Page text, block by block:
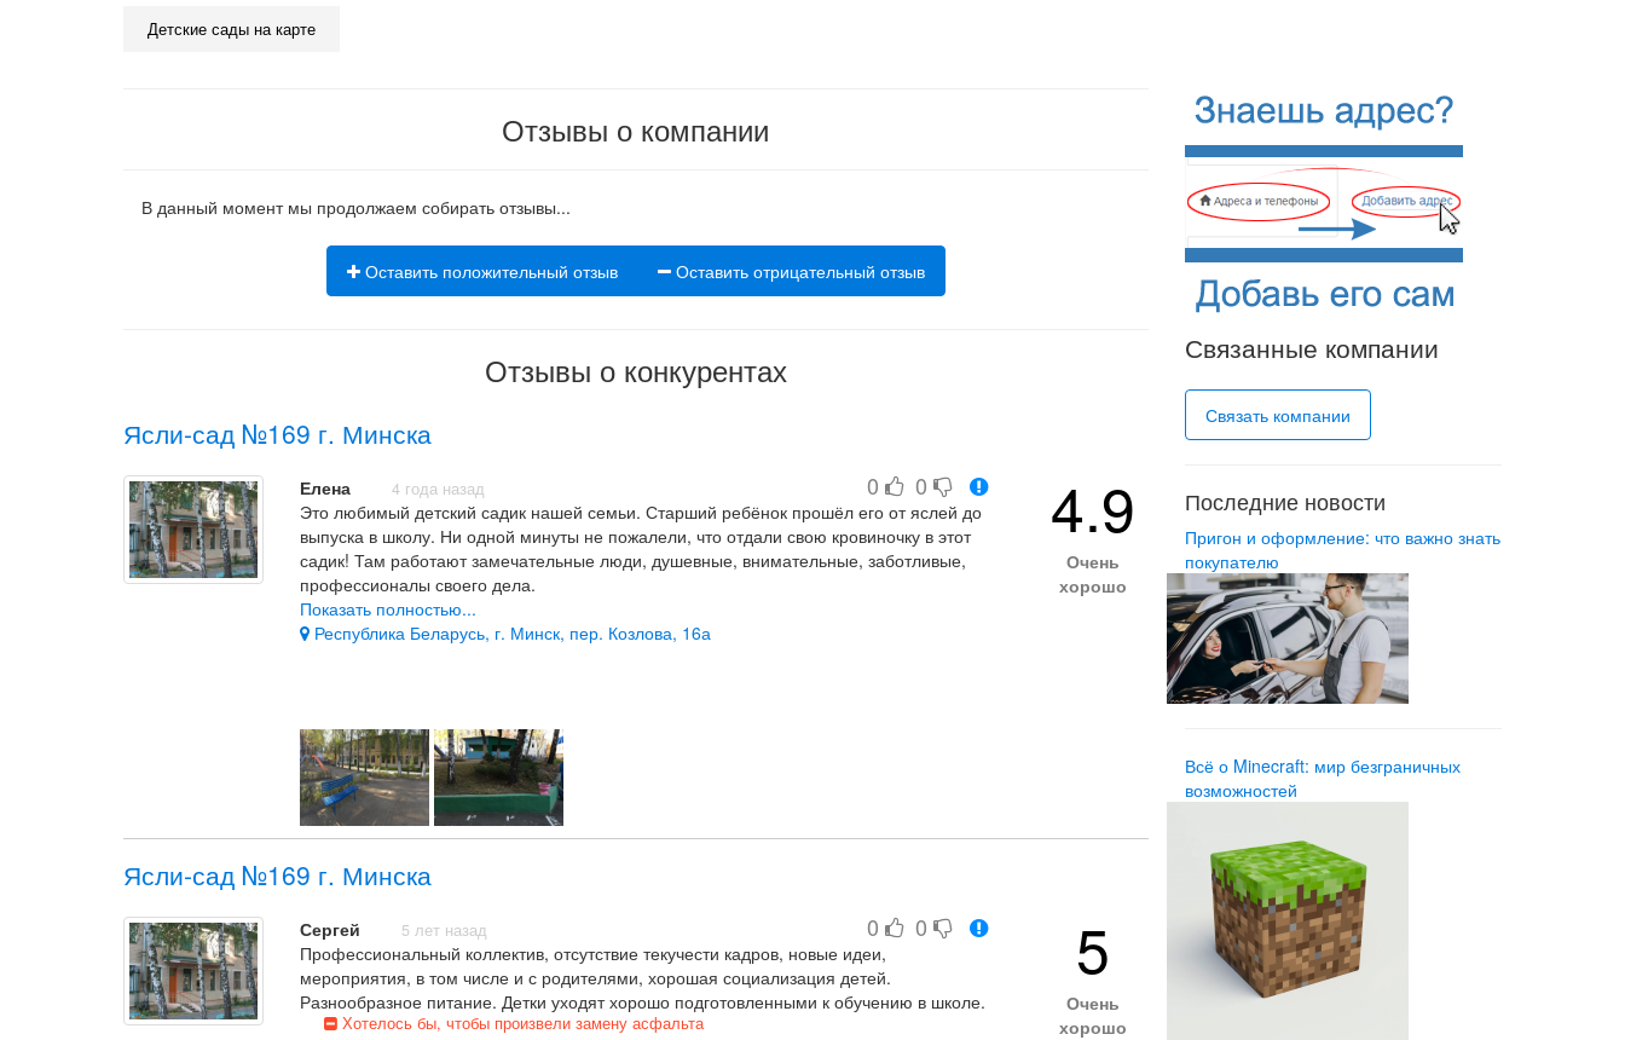
Детские сады на карте
Отзывы о компании
В данный момент мы продолжаем собирать отзывы...
Оставить положительный отзыв Оставить отрицательный отзыв
Отзывы о конкурентах
Ясли-сад №169 г. Минска
Елена 4 года назад 0 0
Это любимый детский садик нашей семьи. Старший ребёнок прошёл его от яслей до
выпуска в школу. Ни одной минуты не пожалели, что отдали свою кровиночку в этот
садик! Там работают замечательные люди, душевные, внимательные, заботливые,
профессионалы своего дела.
Весь коллектив от нянь до администрации старается сделать всё, чтобы детям было
развлечения на очень достойном уровне. Созданы все условия для развития, дети
всегда заняты: лепят, рисуют, танцуют, занимаются спортом, играют.
Воспитатели очень внимательны, находят подход к каждому ребенку. Заведующая
замечательная. Любую вашу просьбу услышат и всегда окажут помощь в решении.
Коллектив, еда, игрушки, кружки и занятия
Показать полностью...
Республика Беларусь, г. Минск, пер. Козлова, 16а
4.9
Очень
хорошо
Ясли-сад №169 г. Минска
Сергей 5 лет назад 0 0
Профессиональный коллектив, отсутствие текучести кадров, новые идеи,
мероприятия, в том числе и с родителями, хорошая социализация детей.
Разнообразное питание. Детки уходят хорошо подготовленными к обучению в школе.
Хотелось бы, чтобы произвели замену асфальта
5
Очень
хорошо
Связанные компании
Связать компании
Последние новости
Пригон и оформление: что важно знать
покупателю
Всё о Minecraft: мир безграничных
возможностей